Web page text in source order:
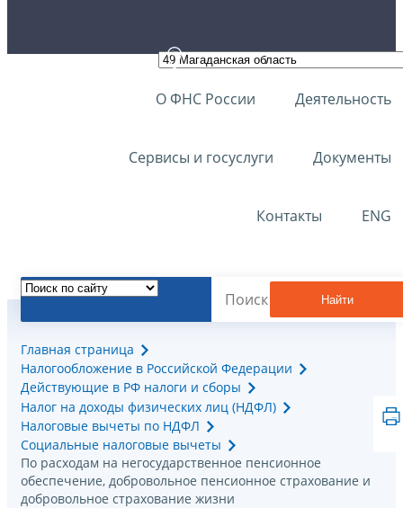
О ФНС России Деятельность
Сервисы и госуслуги Документы
Контакты ENG
Найти
Главная страница
Налогообложение в Российской Федерации
Действующие в РФ налоги и сборы
Налог на доходы физических лиц (НДФЛ)
Налоговые вычеты по НДФЛ
Социальные налоговые вычеты
По расходам на негосударственное пенсионное
обеспечение, добровольное пенсионное страхование и
добровольное страхование жизни